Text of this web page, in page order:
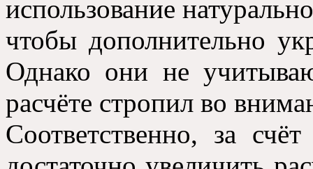
использование
чтобы дополнительно
Однако они не
расчёте стропил во
Соответственно, за